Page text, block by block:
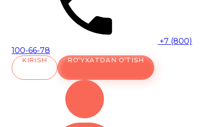
+7 (800)
100-66-78
KIRISH RO‘YXATDAN O‘TISH